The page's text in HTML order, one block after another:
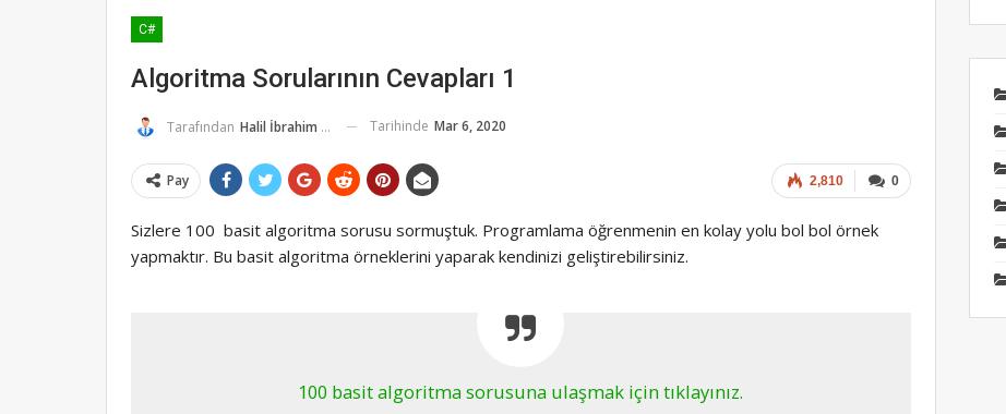
C#
Algoritma Sorularının Cevapları 1
Tarafından Halil İbrahim K. Tarihinde Mar 6, 2020
0
2,810
Pay
Sizlere 100 basit algoritma sorusu sormuştuk. Programlama öğrenmenin en kolay yolu bol bol örnek
yapmaktır. Bu basit algoritma örneklerini yaparak kendinizi geliştirebilirsiniz.
100 basit algoritma sorusuna ulaşmak için tıklayınız.